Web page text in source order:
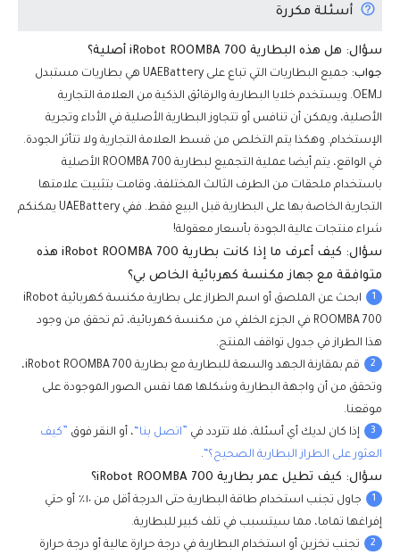
أسئلة مكررة
سؤال: هل هذه البطارية iRobot ROOMBA 700 أصلية؟
جواب:
جميع البطاريات التي تباع على UAEBattery هي بطاريات مستبدل
لـOEM. ويستخدم خلايا البطارية والرقائق الذكية من العلامة التجارية
الأصلية، ويمكن أن تنافس أو تتجاوز البطارية الأصلية في الأداء وتجرية
الإستخدام. وهكذا يتم التخلص من قسط العلامة التجارية ولا تتأثر الجودة.
في الواقع، يتم أيضا عملية التجميع لبطارية ROOMBA 700 الأصلية
باستخدام ملحقات من الطرف الثالث المختلفة، وقامت بتثبيت علامتها
التجارية الخاصة بها على البطارية قبل البيع فقط. ففي UAEBattery يمكنكم
شراء منتجات عالية الجودة بأسعار معقولة!
سؤال: كيف أعرف ما إذا كانت بطارية iRobot ROOMBA 700 هذه
متوافقة مع جهاز مكنسة كهربائية الخاص بي؟
1
ابحث عن الملصق أو اسم الطراز على بطارية مكنسة كهربائية iRobot
ROOMBA 700 في الجزء الخلفي من مكنسة كهربائية، ثم تحقق من وجود
هذا الطراز في جدول تواقف المنتج.
2
قم بمقارنة الجهد والسعة للبطارية مع بطارية iRobot ROOMBA 700،
وتحقق من أن واجهة البطارية وشكلها هما نفس الصور الموجودة على
موقعنا.
3 إذا كان لديك أي أسئلة، فلا تتردد في ”اتصل بنا“، أو النقر فوق ”كيف
العثور على الطراز البطارية الصحيح؟“.
سؤال: كيف تطيل عمر بطارية iRobot ROOMBA 700؟
1
جاول تجنب استخدام طاقة البطارية حتى الدرجة أقل من ١٠٪ أو حتي
إفراغها تماما، مما سيتسبب في تلف كبير للبطارية.
2
تجنب تخزين أو استخدام البطارية في درجة حرارة عالية أو درجة حرارة